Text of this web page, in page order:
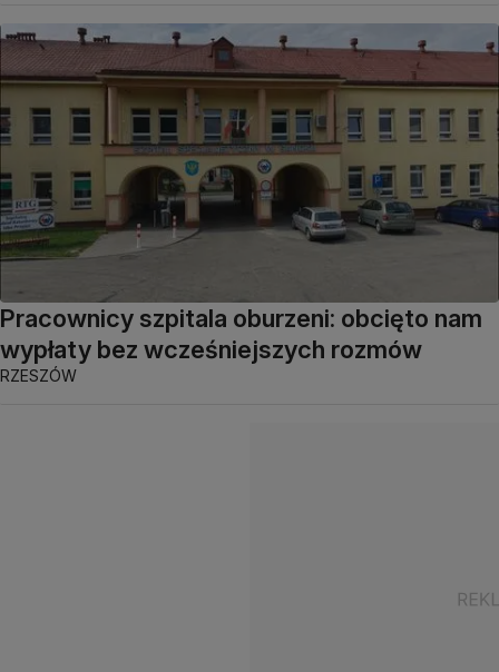
Pracownicy szpitala oburzeni: obcięto nam
wypłaty bez wcześniejszych rozmów
RZESZÓW